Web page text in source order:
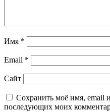
Имя *
Email *
Сайт
Сохранить моё имя, email
последующих моих